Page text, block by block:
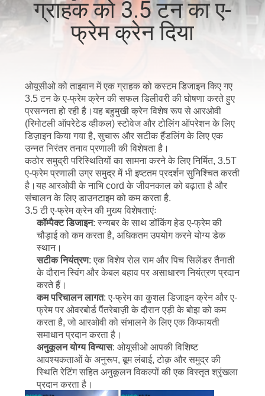
में
गुणवत्ता
नियंत्रण
समाचार
CONTACT
साइटमैप
गोपनीयता
नीति
ग्राहक को 3.5 टन का ए-
फ्रेम क्रेन दिया
ओयूसीओ को ताइवान में एक ग्राहक को कस्टम डिजाइन किए गए
3.5 टन के ए-फ्रेम क्रेन की सफल डिलीवरी की घोषणा करते हुए
प्रसन्नता हो रही है।यह बहुमुखी क्रेन विशेष रूप से आरओवी
(रिमोटली ऑपरेटेड व्हीकल) स्टोवेज और टोलिंग ऑपरेशन के लिए
डिज़ाइन किया गया है, सुचारू और सटीक हैंडलिंग के लिए एक
उन्नत निरंतर तनाव प्रणाली की विशेषता है।
कठोर समुद्री परिस्थितियों का सामना करने के लिए निर्मित, 3.5T
ए-फ्रेम प्रणाली उग्र समुद्र में भी इष्टतम प्रदर्शन सुनिश्चित करती
है।यह आरओवी के नाभि cord के जीवनकाल को बढ़ाता है और
संचालन के लिए डाउनटाइम को कम करता है.
3.5 टी ए-फ्रेम क्रेन की मुख्य विशेषताएंः
कॉम्पैक्ट डिजाइन: स्न्यबर के साथ डॉकिंग हेड ए-फ्रेम की
चौड़ाई को कम करता है, अधिकतम उपयोग करने योग्य डेक
स्थान।
सटीक नियंत्रण: एक विशेष रोल राम और पिच सिलेंडर तैनाती
के दौरान स्विंग और केबल बहाव पर असाधारण नियंत्रण प्रदान
करते हैं।
कम परिचालन लागत: ए-फ्रेम का कुशल डिजाइन क्रेन और ए-
फ्रेम पर ओवरबोर्ड पैंतरेबाज़ी के दौरान एड़ी के बोझ को कम
करता है, जो आरओवी को संभालने के लिए एक किफायती
समाधान प्रदान करता है।
अनुकूलन योग्य विन्यास: ओयूसीओ आपकी विशिष्ट
आवश्यकताओं के अनुरूप, बूम लंबाई, टोक़ और समुद्र की
स्थिति रेटिंग सहित अनुकूलन विकल्पों की एक विस्तृत श्रृंखला
प्रदान करता है।